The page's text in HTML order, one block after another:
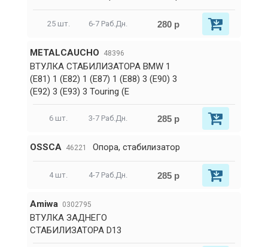
25 шт. 6-7 Раб.Дн. 280 р
METALCAUCHO 48396
ВТУЛКА СТАБИЛИЗАТОРА BMW 1
(E81) 1 (E82) 1 (E87) 1 (E88) 3 (E90) 3
(E92) 3 (E93) 3 Touring (E
6 шт. 3-7 Раб.Дн. 285 р
OSSCA 46221 Опора, стабилизатор
4 шт. 4-7 Раб.Дн. 285 р
Amiwa 0302795
ВТУЛКА ЗАДНЕГО
СТАБИЛИЗАТОРА D13